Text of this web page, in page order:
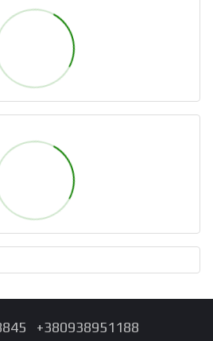
+380938951188